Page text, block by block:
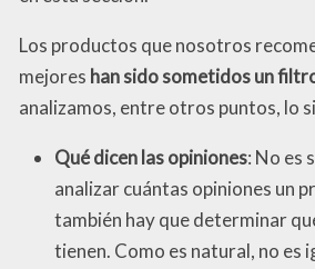
Los productos que nosotros
mejores han sido sometidos un
analizamos, entre otros puntos, lo
Qué dicen las opiniones: No es
analizar cuántas opiniones un
también hay que determinar
tienen. Como es natural, no es